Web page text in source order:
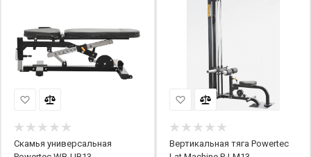
Скамья универсальная
Вертикальная тяга Powertec